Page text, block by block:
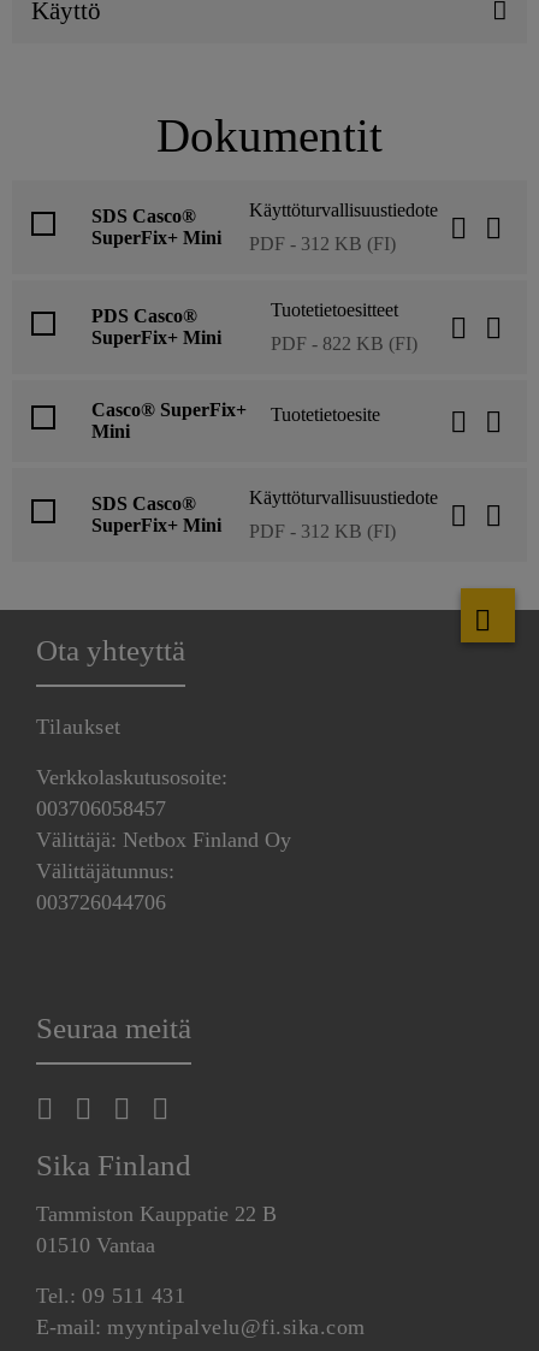
Käyttö
Dokumentit
SDS Casco®
SuperFix+ Mini
Käyttöturvallisuustiedote
PDF - 312 KB (FI)
PDS Casco®
SuperFix+ Mini
Tuotetietoesitteet
PDF - 822 KB (FI)
Casco® SuperFix+
Mini
Tuotetietoesite
SDS Casco®
SuperFix+ Mini
Käyttöturvallisuustiedote
PDF - 312 KB (FI)
Ota yhteyttä
Tilaukset
Verkkolaskutusosoite:
003706058457
Välittäjä: Netbox Finland Oy
Välittäjätunnus:
003726044706
Seuraa meitä
Sika Finland
Tammiston Kauppatie 22 B
01510 Vantaa
Tel.: 09 511 431
E-mail: myyntipalvelu@fi.sika.com